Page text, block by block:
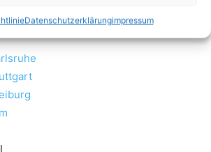
Datenschutzerklärungimpressum